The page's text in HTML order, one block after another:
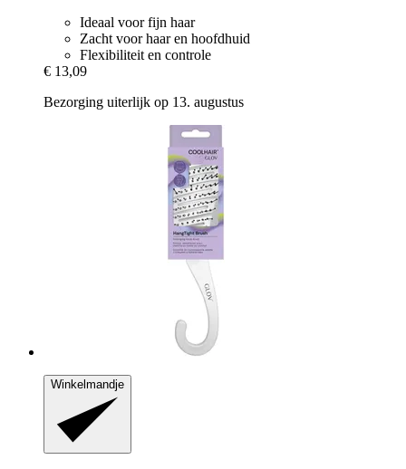
Ideaal voor fijn haar
Zacht voor haar en hoofdhuid
Flexibiliteit en controle
€ 13,09
Bezorging uiterlijk op 13. augustus
Winkelmandje